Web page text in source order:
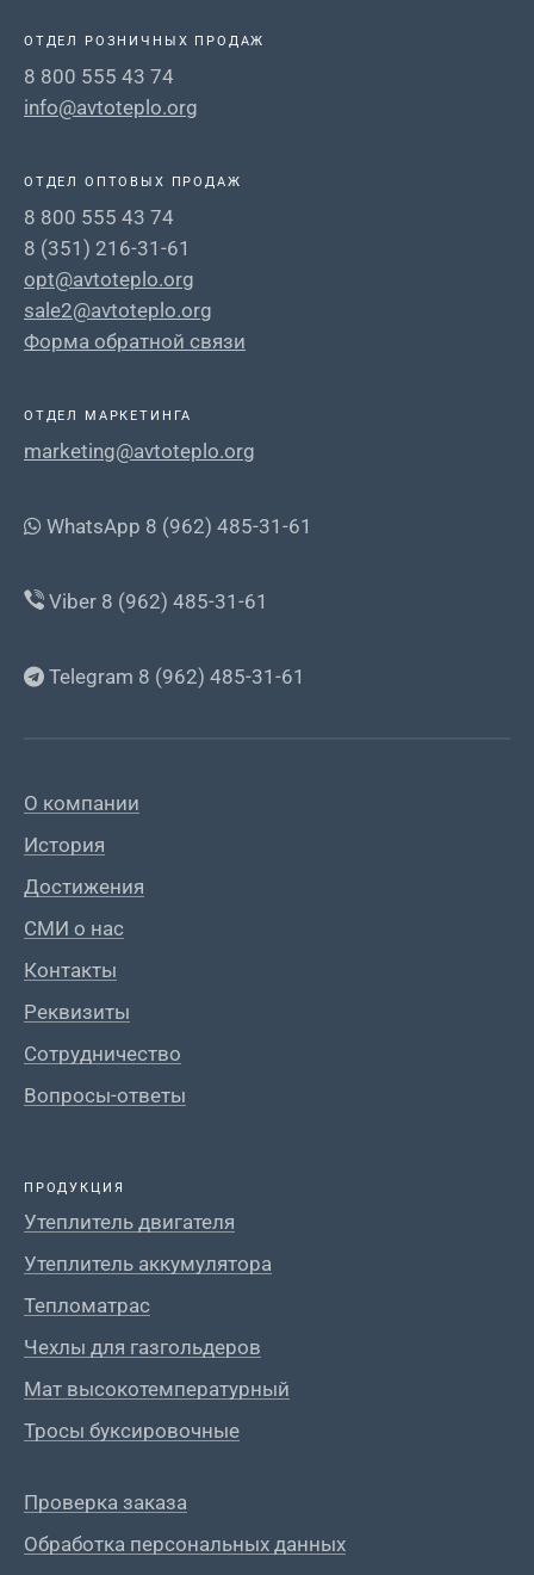
ОТДЕЛ РОЗНИЧНЫХ ПРОДАЖ
8 800 555 43 74
info@avtoteplo.org
ОТДЕЛ ОПТОВЫХ ПРОДАЖ
8 800 555 43 74
8 (351) 216-31-61
opt@avtoteplo.org
sale2@avtoteplo.org
Форма обратной связи
ОТДЕЛ МАРКЕТИНГА
marketing@avtoteplo.org
WhatsApp 8 (962) 485-31-61
Viber 8 (962) 485-31-61
Telegram 8 (962) 485-31-61
О компании
История
Достижения
СМИ о нас
Контакты
Реквизиты
Сотрудничество
Вопросы-ответы
ПРОДУКЦИЯ
Утеплитель двигателя
Утеплитель аккумулятора
Тепломатрас
Чехлы для газгольдеров
Мат высокотемпературный
Тросы буксировочные
Проверка заказа
Обработка персональных данных